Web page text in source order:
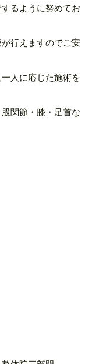
るように努めてお
行えますのでご安
人に応じた施術を
関節・膝・足首な